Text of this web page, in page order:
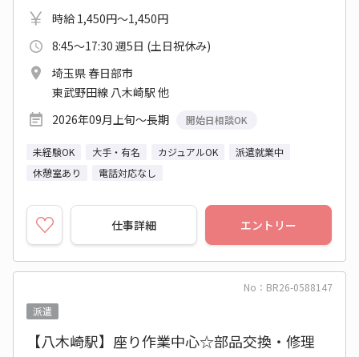
時給 1,450円～1,450円
8:45～17:30 週5日 (土日祝休み)
埼玉県 春日部市
東武野田線 八木崎駅 他
2026年09月上旬～長期
開始日相談OK
未経験OK 大手・有名 カジュアルOK
派遣就業中
休憩室あり
電話対応なし
仕事詳細 エントリー
No：BR26-0588147
派遣
【八木崎駅】座り作業中心☆部品交換・修理